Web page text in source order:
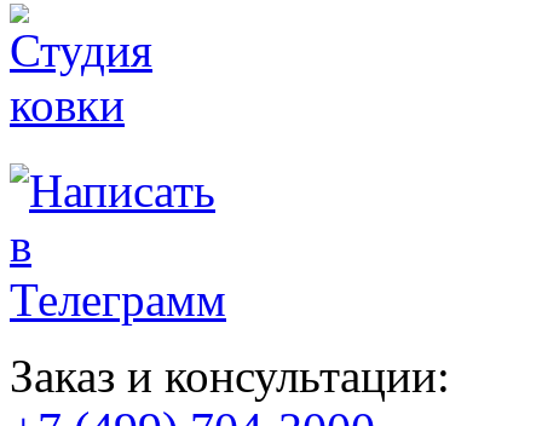
Заказ и консультации: